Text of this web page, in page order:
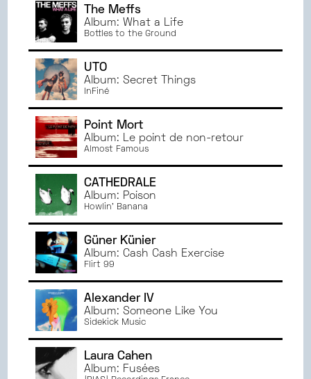
The Meffs
Album: What a Life
Bottles to the Ground
UTO
Album: Secret Things
InFiné
Point Mort
Album: Le point de non-retour
Almost Famous
CATHEDRALE
Album: Poison
Howlin' Banana
Güner Künier
Album: Cash Cash Exercise
Flirt 99
Alexander IV
Album: Someone Like You
Sidekick Music
Laura Cahen
Album: Fusées